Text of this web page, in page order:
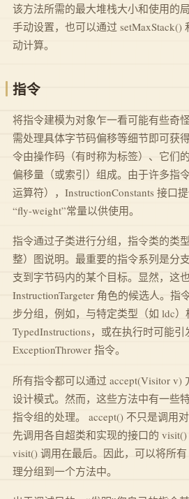
该方法所需的最大堆栈大小和使用的
手动设置，也可以通过 setMaxStack()
动计算。
指令
将指令建模为对象乍一看可能有些奇
需处理具体字节码偏移等细节即可获
令由操作码（有时称为标签）、它们
偏移量（或索引）组成。由于许多指
运算符），InstructionConstants 接口
“fly-weight”常量以供使用。
指令通过子类进行分组，指令类的类
整）图说明。最重要的指令系列是分
支到字节码内的某个目标。显然，这
InstructionTargeter 角色的候选人。指
步分组，例如，与特定类型（如 ldc）
TypedInstructions，或在执行时可能引
ExceptionThrower 指令。
所有指令都可以通过 accept(Visitor v)
设计模式。然而，这些方法中有一些
指令组的处理。 accept() 不只是调用
先调用各自超类和实现的接口的
visit() 调用在最后。因此，可以将所有
理分组到一个方法中。